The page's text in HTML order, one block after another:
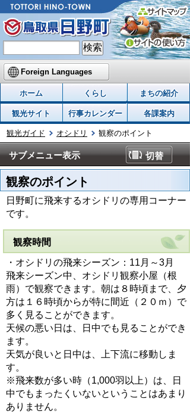
Foreign Languages
ホーム くらし まちの紹介
観光サイト 行事カレンダー 各課案内
観光ガイド オシドリ 観察のポイント
サブメニュー表示 切替
観察のポイント
日野町に飛来するオシドリの専用コーナー
です。
観察時間
・オシドリの飛来シーズン：11月～3月
飛来シーズン中、オシドリ観察小屋（根
雨）で観察できます。朝は８時頃まで、夕
方は１６時頃からが特に間近（２０ｍ）で
多く見ることができます。
天候の悪い日は、日中でも見ることができ
ます。
天気が良いと日中は、上下流に移動しま
す。
※飛来数が多い時（1,000羽以上）は、日
中でもまったくいないということはあまり
ありません。